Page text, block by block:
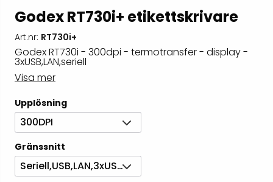
Godex RT730i+ etikettskrivare
Art.nr: RT730i+
Godex RT730i - 300dpi - termotransfer - display -
3xUSB,LAN,seriell
Visa mer
Upplösning
300DPI
Gränssnitt
Seriell,USB,LAN,3xUSB-host